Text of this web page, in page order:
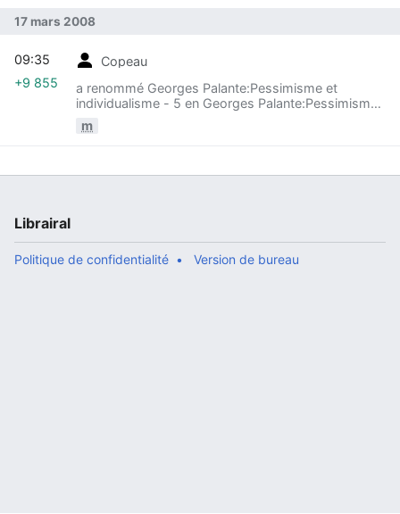
17 mars 2008
Copeau
a renommé Georges Palante:Pessimisme et
individualisme - 5 en Georges Palante:Pessimisme
m
09:35
+9 855
Librairal
Politique de confidentialité Version de bureau